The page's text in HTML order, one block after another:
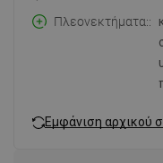
Πλεονεκτήματα:
Εμφάνιση αρχικού